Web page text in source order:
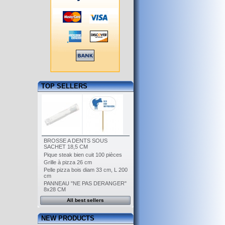
TOP SELLERS
BROSSE A DENTS SOUS
SACHET 18,5 CM
Pique steak bien cuit 100 pièces
Grille à pizza 26 cm
Pelle pizza bois diam 33 cm, L 200
cm
PANNEAU "NE PAS DERANGER"
8x28 CM
All best sellers
NEW PRODUCTS